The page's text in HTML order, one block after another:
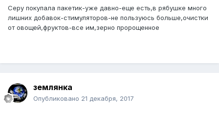
Серу покупала пакетик-уже давно-еще есть,в рябушке много
лишних добавок-стимуляторов-не пользуюсь больше,очистки
от овощей,фруктов-все им,зерно пророщенное
землянка
Опубликовано 21 декабря, 2017